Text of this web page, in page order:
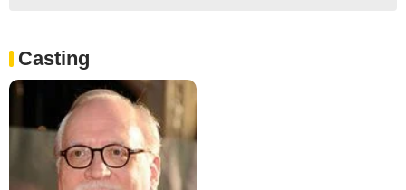
Casting